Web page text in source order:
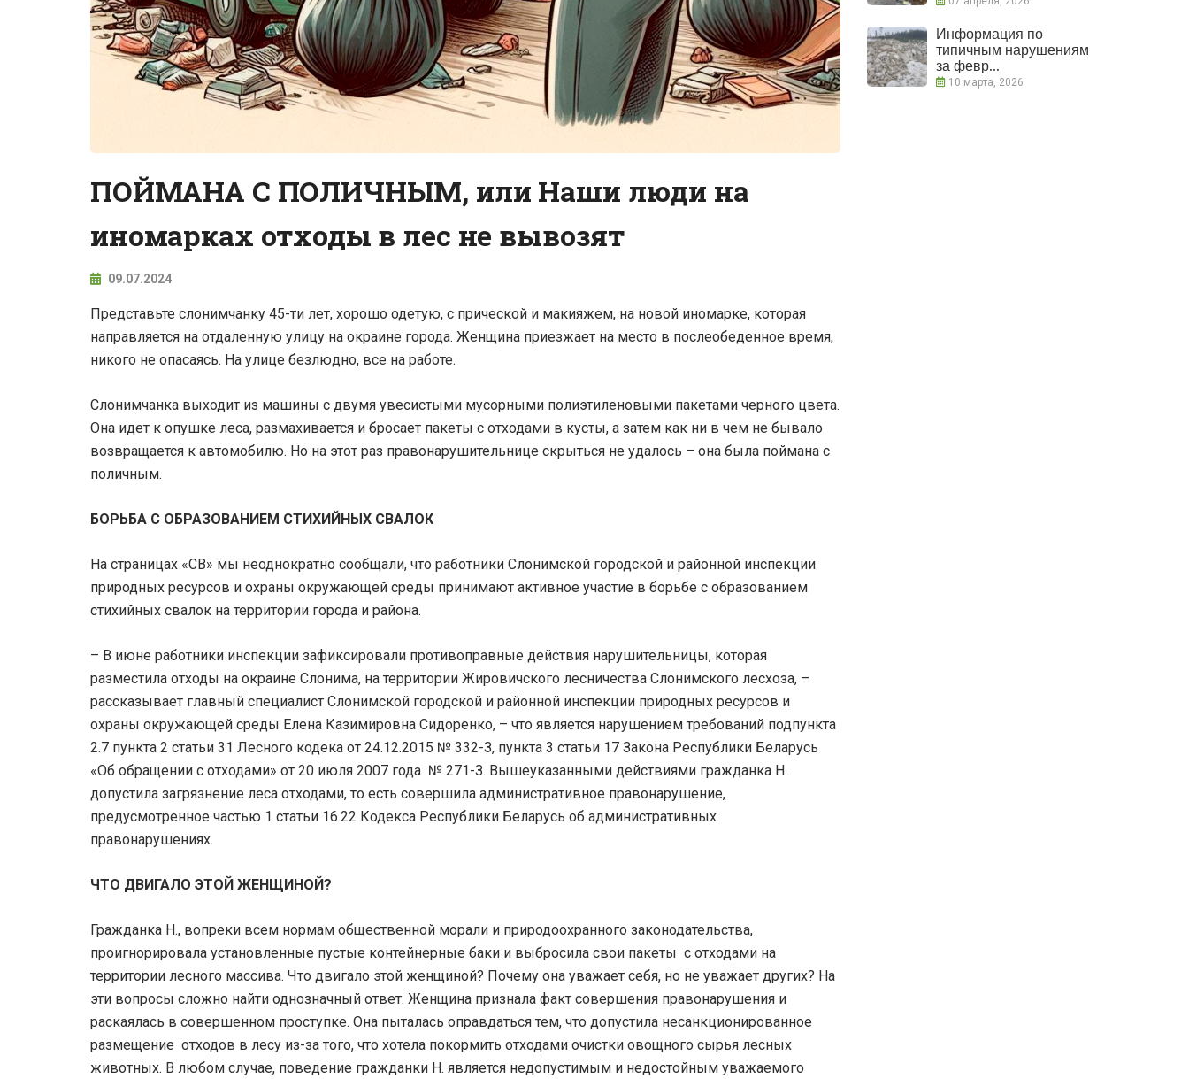
ПОЙМАНА С ПОЛИЧНЫМ, или Наши люди на
иномарках отходы в лес не вывозят
09.07.2024
Представьте слонимчанку 45-ти лет, хорошо одетую, с прической и макияжем, на новой иномарке, которая
направляется на отдаленную улицу на окраине города. Женщина приезжает на место в послеобеденное время,
никого не опасаясь. На улице безлюдно, все на работе.
Слонимчанка выходит из машины с двумя увесистыми мусорными полиэтиленовыми пакетами черного цвета.
Она идет к опушке леса, размахивается и бросает пакеты с отходами в кусты, а затем как ни в чем не бывало
возвращается к автомобилю. Но на этот раз правонарушительнице скрыться не удалось – она была поймана с
поличным.
БОРЬБА С ОБРАЗОВАНИЕМ СТИХИЙНЫХ СВАЛОК
На страницах «СВ» мы неоднократно сообщали, что работники Слонимской городской и районной инспекции
природных ресурсов и охраны окружающей среды принимают активное участие в борьбе с образованием
стихийных свалок на территории города и района.
– В июне работники инспекции зафиксировали противоправные действия нарушительницы, которая
разместила отходы на окраине Слонима, на территории Жировичского лесничества Слонимского лесхоза, –
рассказывает главный специалист Слонимской городской и районной инспекции природных ресурсов и
охраны окружающей среды Елена Казимировна Сидоренко, – что является нарушением требований подпункта
2.7 пункта 2 статьи 31 Лесного кодека от 24.12.2015 № 332-З, пункта 3 статьи 17 Закона Республики Беларусь
«Об обращении с отходами» от 20 июля 2007 года № 271-З. Вышеуказанными действиями гражданка Н.
допустила загрязнение леса отходами, то есть совершила административное правонарушение,
предусмотренное частью 1 статьи 16.22 Кодекса Республики Беларусь об административных
правонарушениях.
ЧТО ДВИГАЛО ЭТОЙ ЖЕНЩИНОЙ?
Гражданка Н., вопреки всем нормам общественной морали и природоохранного законодательства,
проигнорировала установленные пустые контейнерные баки и выбросила свои пакеты с отходами на
территории лесного массива. Что двигало этой женщиной? Почему она уважает себя, но не уважает других? На
эти вопросы сложно найти однозначный ответ. Женщина признала факт совершения правонарушения и
раскаялась в совершенном проступке. Она пыталась оправдаться тем, что допустила несанкционированное
размещение отходов в лесу из-за того, что хотела покормить отходами очистки овощного сырья лесных
животных. В любом случае, поведение гражданки Н. является недопустимым и недостойным уважаемого
Информация по
типичным нарушениям
за февр...
10 марта, 2026